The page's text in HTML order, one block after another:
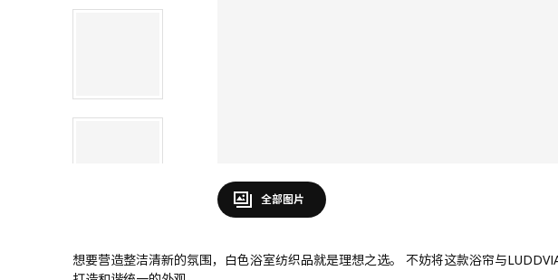
全部图片
想要营造整洁清新的氛围，白色浴室纺织品就是理想之选。 不妨将这款浴帘与